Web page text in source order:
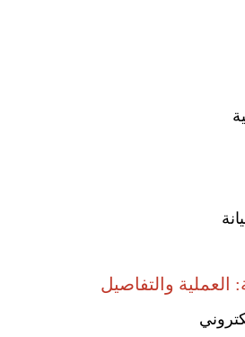
العملية والتفاصيل